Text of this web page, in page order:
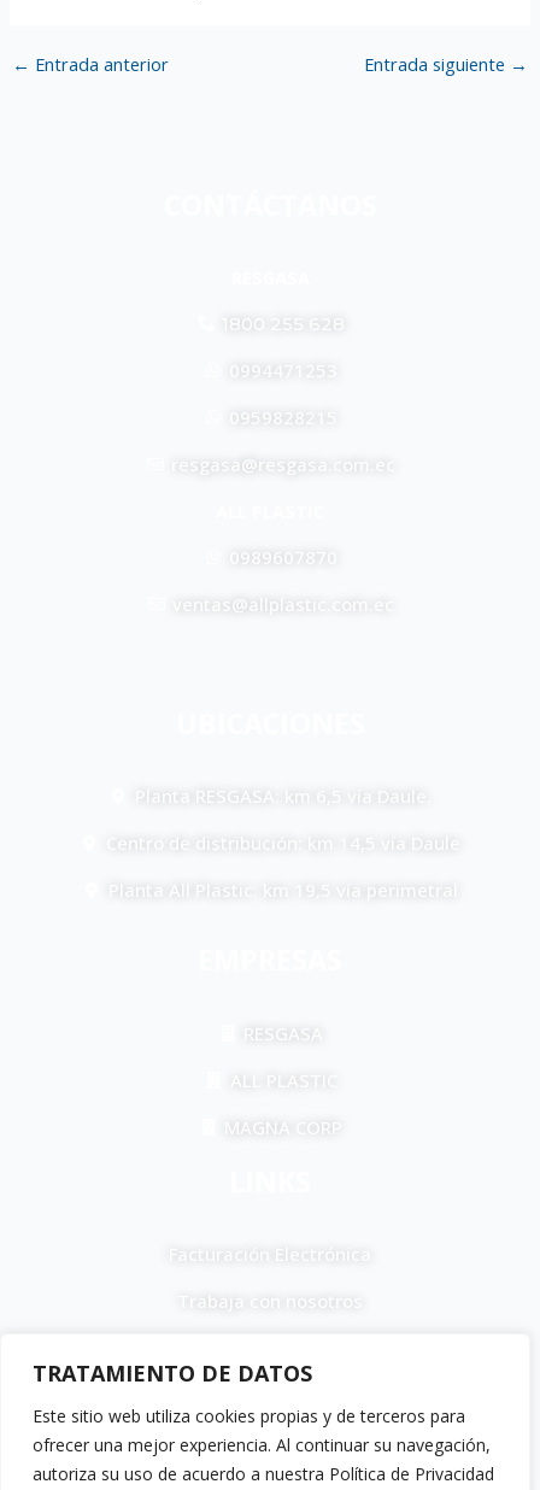
TRATAMIENTO DE DATOS
Este sitio web utiliza cookies propias y de terceros para
ofrecer una mejor experiencia. Al continuar su navegación,
autoriza su uso de acuerdo a nuestra Política de Privacidad
← Entrada anterior Entrada siguiente →
1800 255 628
0994471253
0959828215
resgasa@resgasa.com.ec
0989607870
ventas@allplastic.com.ec
Planta RESGASA: km 6,5 vía Daule.
Centro de distribución: km 14,5 vía Daule
Planta All Plastic: km 19,5 vía perimetral
RESGASA
ALL PLASTIC
MAGNA CORP
Facturación Electrónica
Trabaja con nosotros
a
e
b
o
n
t
a
g
t
o
k
Política de devoluciones y reembolsos •
Términos y Condiciones •Política de Cookies